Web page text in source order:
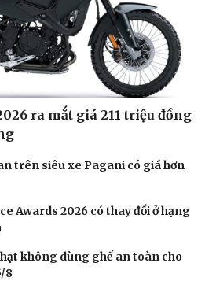
ra mắt giá 211 triệu đồng
trên siêu xe Pagani có giá hơn
Awards 2026 có thay đổi ở hạng
không dùng ghế an toàn cho
8